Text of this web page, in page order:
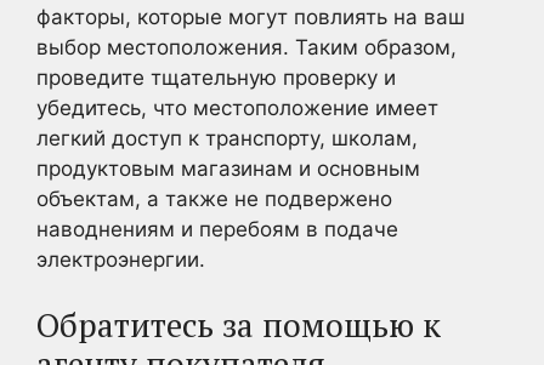
факторы, которые могут повлиять на ваш
выбор местоположения. Таким образом,
проведите тщательную проверку и
убедитесь, что местоположение имеет
легкий доступ к транспорту, школам,
продуктовым магазинам и основным
объектам, а также не подвержено
наводнениям и перебоям в подаче
электроэнергии.
Обратитесь за помощью к